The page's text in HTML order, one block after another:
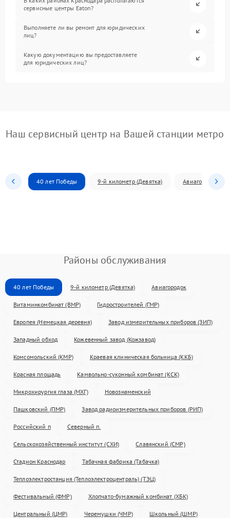
сервисные центры Eaton?
Выполняете ли вы ремонт для юридических
лиц?
Какую документацию вы предоставляете
для юридических лиц?
Наш сервисный центр на Вашей станции метро
40 лет Победы 9-й километр (Девятка) Авиагородок
Районы обслуживания
40 лет Победы 9-й километр (Девятка) Авиагородок
Витаминкомбинат (ВМР) Гидростроителей (ГМР)
Европея (Немецкая деревня) Завод измерительных приборов (ЗИП)
Западный обход Кожевенный завод (Кожзавод)
Комсомольский (КМР) Краевая клиническая больница (ККБ)
Красная площадь Камвольно-суконный комбинат (КСК)
Микрохирургия глаза (МХГ) Новознаменский
Пашковский (ПМР) Завод радиоизмерительных приборов (РИП)
Российский п Северный п.
Сельскохозяйственный институт (СХИ) Славянский (СМР)
Стадион Краснодар Табачная фабрика (Табачка)
Теплоэлектростанция (Теплоэлектроцентраль) (ТЭЦ)
Фестивальный (ФМР) Хлопчато-бумажный комбинат (ХБК)
Центральный (ЦМР) Черемушки (ЧМР) Школьный (ШМР)